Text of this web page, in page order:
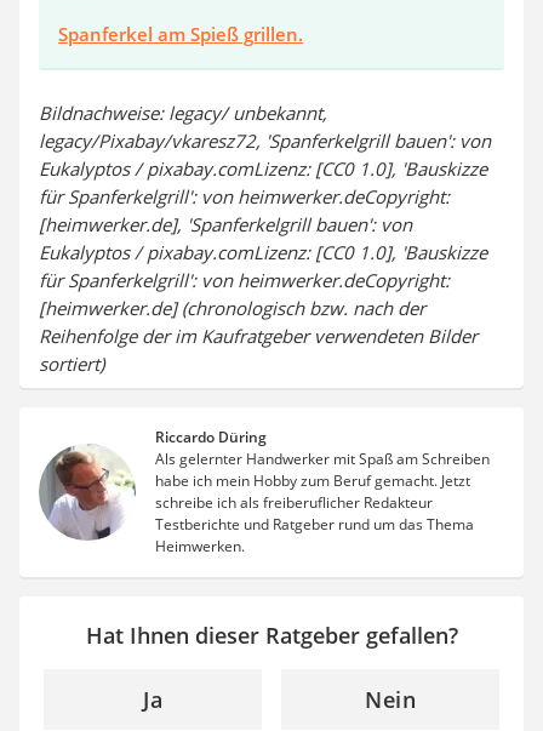
Spanferkel am Spieß grillen.
Bildnachweise: legacy/ unbekannt,
legacy/Pixabay/vkaresz72, 'Spanferkelgrill bauen': von
Eukalyptos / pixabay.comLizenz: [CC0 1.0], 'Bauskizze
für Spanferkelgrill': von heimwerker.deCopyright:
[heimwerker.de], 'Spanferkelgrill bauen': von
Eukalyptos / pixabay.comLizenz: [CC0 1.0], 'Bauskizze
für Spanferkelgrill': von heimwerker.deCopyright:
[heimwerker.de] (chronologisch bzw. nach der
Reihenfolge der im Kaufratgeber verwendeten Bilder
sortiert)
Riccardo Düring
Als gelernter Handwerker mit Spaß am Schreiben
habe ich mein Hobby zum Beruf gemacht. Jetzt
schreibe ich als freiberuflicher Redakteur
Testberichte und Ratgeber rund um das Thema
Heimwerken.
Hat Ihnen dieser Ratgeber gefallen?
Ja Nein